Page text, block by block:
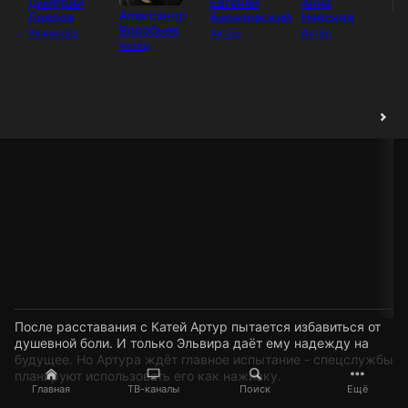
Главная ТВ-каналы Поиск Ещё
Лавров
Режиссёр
Александр
Воробьев
Актёр
Березовский
Актёр
Невская
Актёр
После расставания с Катей Артур пытается избавиться от
душевной боли. И только Эльвира даёт ему надежду на
будущее. Но Артура ждёт главное испытание - спецслужбы
планируют использовать его как наживку.